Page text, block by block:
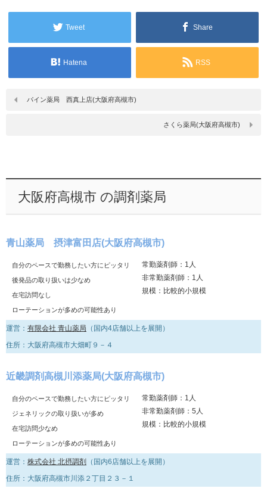
Tweet Share
Hatena RSS
パイン薬局 西真上店(大阪府高槻市)
さくら薬局(大阪府高槻市)
大阪府高槻市 の調剤薬局
青山薬局 摂津富田店(大阪府高槻市)
自分のペースで勤務したい方にピッタリ
後発品の取り扱いは少なめ
在宅訪問なし
ローテーションが多めの可能性あり
常勤薬剤師：1人
非常勤薬剤師：1人
規模：比較的小規模
運営： 有限会社 青山薬局 （国内4店舗以上を展開）
住所：大阪府高槻市大畑町９－４
近畿調剤高槻川添薬局(大阪府高槻市)
自分のペースで勤務したい方にピッタリ
ジェネリックの取り扱いが多め
在宅訪問少なめ
ローテーションが多めの可能性あり
常勤薬剤師：1人
非常勤薬剤師：5人
規模：比較的小規模
運営： 株式会社 北摂調剤
（国内6店舗以上を展開）
住所：大阪府高槻市川添２丁目２３－１